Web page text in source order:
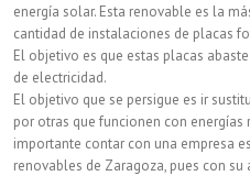
energía solar. Esta renovable es la
cantidad de instalaciones de placas
El objetivo es que estas placas
de electricidad.
El objetivo que se persigue es ir
por otras que funcionen con energías
importante contar con una empresa
renovables de Zaragoza, pues con